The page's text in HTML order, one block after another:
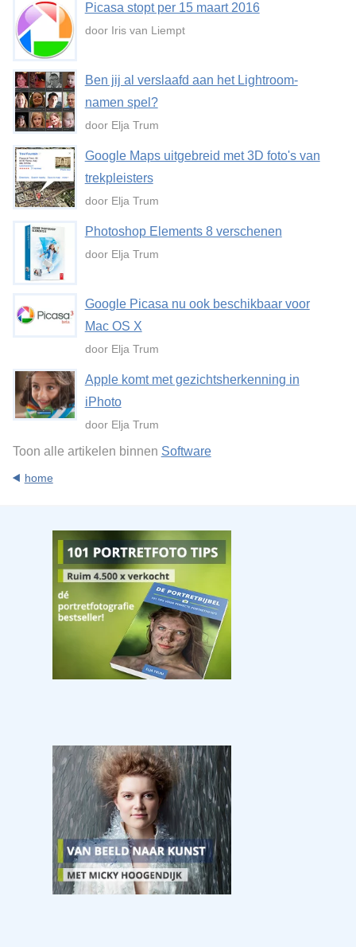
Picasa stopt per 15 maart 2016
door Iris van Liempt
Ben jij al verslaafd aan het Lightroom-
namen spel?
door Elja Trum
Google Maps uitgebreid met 3D foto's van
trekpleisters
door Elja Trum
Photoshop Elements 8 verschenen
door Elja Trum
Google Picasa nu ook beschikbaar voor
Mac OS X
door Elja Trum
Apple komt met gezichtsherkenning in
iPhoto
door Elja Trum
Toon alle artikelen binnen Software
home